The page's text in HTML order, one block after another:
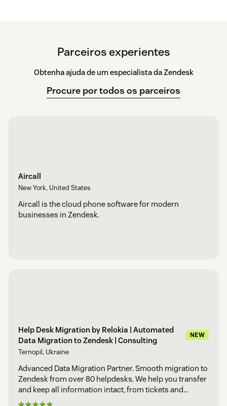
Parceiros experientes
Obtenha ajuda de um especialista da Zendesk
Procure por todos os parceiros
Aircall
New York, United States
Aircall is the cloud phone software for modern
businesses in Zendesk.
Help Desk Migration by Relokia | Automated
Data Migration to Zendesk | Consulting
NEW
Ternopil, Ukraine
Advanced Data Migration Partner. Smooth migration to
Zendesk from over 80 helpdesks. We help you transfer
and keep all information intact, from tickets and
related data to knowledge base articles.